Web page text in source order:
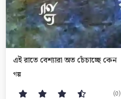
এই রাতে বেশ্যারা অত চেঁচাচ্ছে কেন
গল্প
(0)